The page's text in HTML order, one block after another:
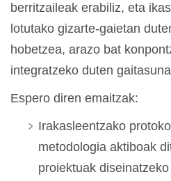
berritzaileak erabiliz, eta
lotutako gizarte-gaietan
hobetzea, arazo bat
integratzeko duten
Espero diren emaitzak:
Irakasleentzako
metodologia aktiboak
proiektuak